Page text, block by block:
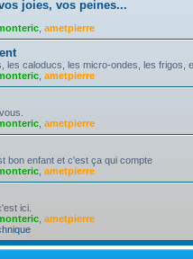
joies, vos peines...
ametpierre
les caloducs, les micro-ondes, les frigos,
ametpierre
ametpierre
bon enfant et c'est ça qui compte
ametpierre
ici.
ametpierre